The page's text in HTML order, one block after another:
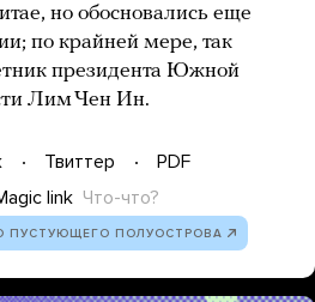
но обосновались еще
по крайней мере, так
президента Южной
Лим Чен Ин.
Твиттер
PDF
link Что-что?
ПУСТУЮЩЕГО ПОЛУОСТРОВА